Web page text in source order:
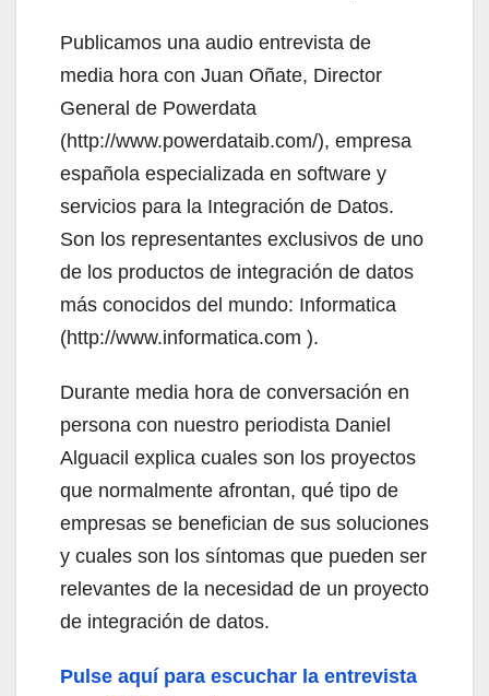
Publicamos una audio entrevista de
media hora con Juan Oñate, Director
General de Powerdata
(http://www.powerdataib.com/), empresa
española especializada en software y
servicios para la Integración de Datos.
Son los representantes exclusivos de uno
de los productos de integración de datos
más conocidos del mundo: Informatica
(http://www.informatica.com ).
Durante media hora de conversación en
persona con nuestro periodista Daniel
Alguacil explica cuales son los proyectos
que normalmente afrontan, qué tipo de
empresas se benefician de sus soluciones
y cuales son los síntomas que pueden ser
relevantes de la necesidad de un proyecto
de integración de datos.
Pulse aquí para escuchar la entrevista